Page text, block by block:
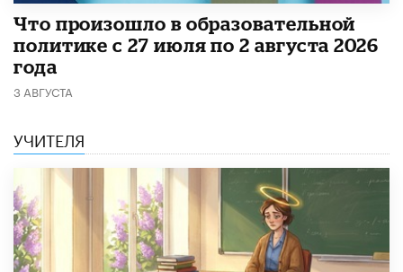
​Что произошло в образовательной
политике с 27 июля по 2 августа 2026
года
3 АВГУСТА
УЧИТЕЛЯ